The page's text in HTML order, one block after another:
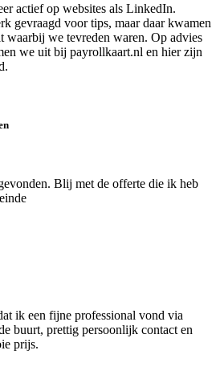
actief op websites als LinkedIn.
gevraagd voor tips, maar daar kwamen
waarbij we tevreden waren. Op advies
we uit bij payrollkaart.nl en hier zijn
Blij met de offerte die ik heb
ik een fijne professional vond via
buurt, prettig persoonlijk contact en
prijs.